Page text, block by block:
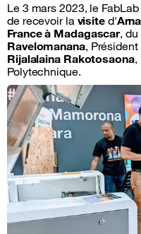
Le 3 mars 2023, le
de recevoir lavisited'
France à Madagascar, du
Ravelomanana,
Rijalalaina Rakotosaona,
Polytechnique.